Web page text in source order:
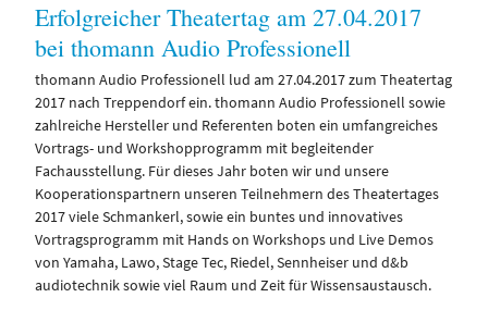
Erfolgreicher Theatertag am 27.04.2017
bei thomann Audio Professionell
thomann Audio Professionell lud am 27.04.2017 zum Theatertag
2017 nach Treppendorf ein. thomann Audio Professionell sowie
zahlreiche Hersteller und Referenten boten ein umfangreiches
Vortrags- und Workshopprogramm mit begleitender
Fachausstellung. Für dieses Jahr boten wir und unsere
Kooperationspartnern unseren Teilnehmern des Theatertages
2017 viele Schmankerl, sowie ein buntes und innovatives
Vortragsprogramm mit Hands on Workshops und Live Demos
von Yamaha, Lawo, Stage Tec, Riedel, Sennheiser und d&b
audiotechnik sowie viel Raum und Zeit für Wissensaustausch.